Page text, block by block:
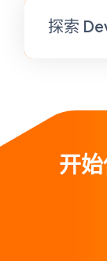
探索
开